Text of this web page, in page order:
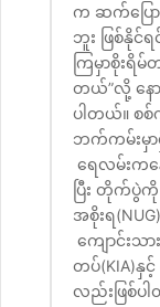
က ဆက်ပြေ
ဘူး ဖြစ်နို
ကြမှာစိုးရိ
တယ်”လို့ နေ
ပါတယ်။ စစ်
ဘက်ကမ်းမှာ
ရေလမ်းကန
ပြီး တိုက်ပွဲ
အစိုးရ
ကျောင်းသ
တပ်(KIA)နှ
လည်းဖြစ်ပ